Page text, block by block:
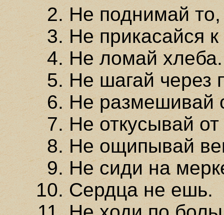
Не поднимай то,
Не прикасайся
Не ломай хлеба.
Не шагай через
Не размешивай
Не откусывай
Не ощипывай
Не сиди на
Сердца не ешь.